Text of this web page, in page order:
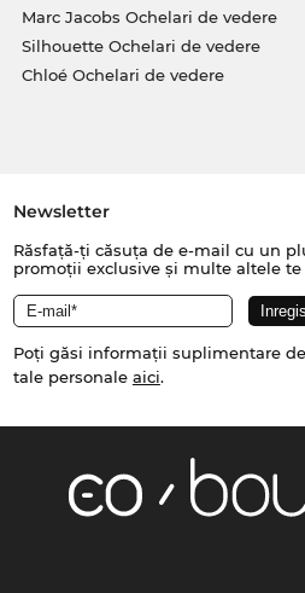
Marc Jacobs Ochelari de vedere
Silhouette Ochelari de vedere
Chloé Ochelari de vedere
Newsletter
Răsfață-ți căsuța de e-mail cu un
promoții exclusive și multe altele te
Poți găsi informații suplimentare
tale personale aici.